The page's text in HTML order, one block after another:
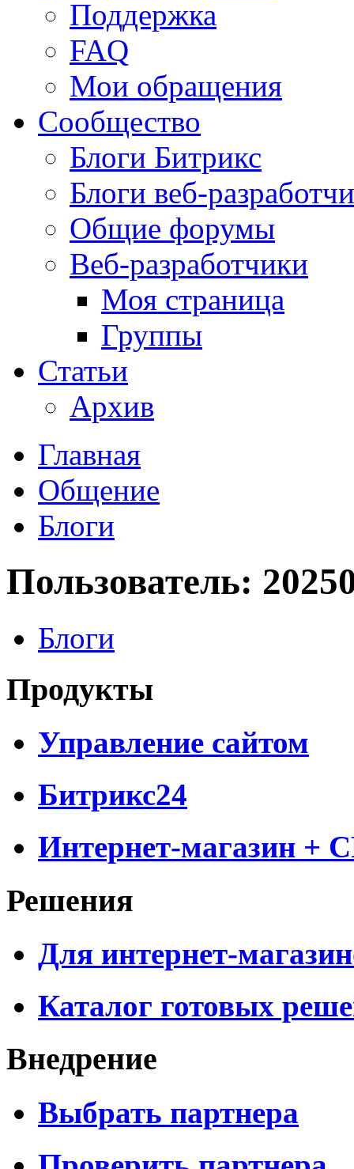
Поддержка
FAQ
Мои обращения
Сообщество
Блоги Битрикс
Блоги веб-
Общие форумы
Веб-разработчики
Моя страница
Группы
Статьи
Архив
Главная
Общение
Блоги
Пользователь:
Блоги
Продукты
Управление сайтом
Битрикс24
Интернет-магазин +
Решения
Для интернет-
Каталог готовых
Внедрение
Выбрать партнера